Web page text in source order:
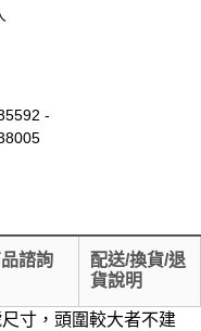
-
諮詢
配送/換貨/退
貨說明
寸，頭圍較大者不建